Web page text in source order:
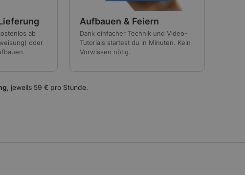
ab
oder
Aufbauen & Feiern
Dank einfacher Technik und Video-
Tutorials startest du in Minuten. Kein
Vorwissen nötig.
, jeweils 59 € pro Stunde.